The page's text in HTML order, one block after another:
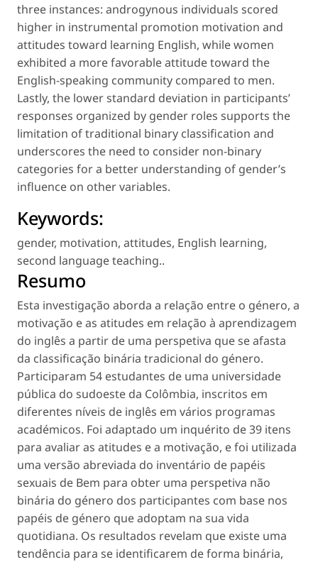
three instances: androgynous individuals scored
higher in instrumental promotion motivation and
attitudes toward learning English, while women
exhibited a more favorable attitude toward the
English-speaking community compared to men.
Lastly, the lower standard deviation in participants’
responses organized by gender roles supports the
limitation of traditional binary classification and
underscores the need to consider non-binary
categories for a better understanding of gender’s
influence on other variables.
Keywords:
gender, motivation, attitudes, English learning,
second language teaching..
Resumo
Esta investigação aborda a relação entre o género, a
motivação e as atitudes em relação à aprendizagem
do inglês a partir de uma perspetiva que se afasta
da classificação binária tradicional do género.
Participaram 54 estudantes de uma universidade
pública do sudoeste da Colômbia, inscritos em
diferentes níveis de inglês em vários programas
académicos. Foi adaptado um inquérito de 39 itens
para avaliar as atitudes e a motivação, e foi utilizada
uma versão abreviada do inventário de papéis
sexuais de Bem para obter uma perspetiva não
binária do género dos participantes com base nos
papéis de género que adoptam na sua vida
quotidiana. Os resultados revelam que existe uma
tendência para se identificarem de forma binária,